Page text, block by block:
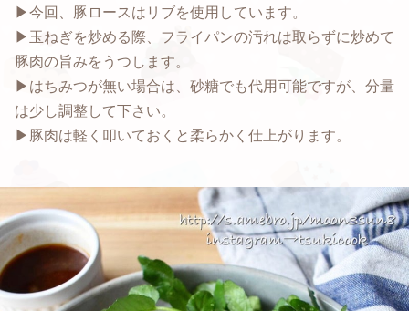
▶︎今回、豚ロースはリブを使用しています。
▶︎玉ねぎを炒める際、フライパンの汚れは取らずに炒めて
豚肉の旨みをうつします。
▶︎はちみつが無い場合は、砂糖でも代用可能ですが、分量
は少し調整して下さい。
▶︎豚肉は軽く叩いておくと柔らかく仕上がります。